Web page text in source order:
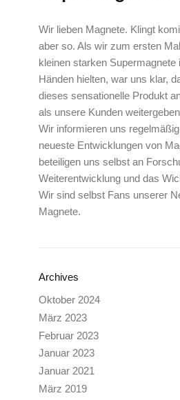
Wir lieben Magnete. Klingt
aber so. Als wir zum ersten
kleinen starken Supermagnete
Händen hielten, war uns klar,
dieses sensationelle Produkt
als unsere Kunden
Wir informieren uns
neueste Entwicklungen von
beteiligen uns selbst an
Weiterentwicklung und das
Wir sind selbst Fans unserer
Magnete.
Archives
Oktober 2024
März 2023
Februar 2023
Januar 2023
Januar 2021
März 2019